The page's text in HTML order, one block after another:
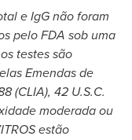
e IgG não foram
pelo FDA sob uma
testes são
Emendas de
(CLIA), 42 U.S.C.
moderada ou
estão